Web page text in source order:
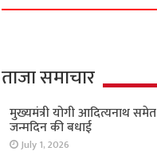
ताजा समाचार
मुख्यमंत्री योगी आदित्यनाथ
जन्मदिन की बधाई
July 1, 2026